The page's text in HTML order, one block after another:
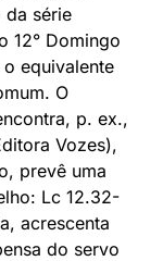
da série
12° Domingo
equivalente
O
p. ex.,
Vozes),
prevê uma
Lc 12.32-
acrescenta
do servo